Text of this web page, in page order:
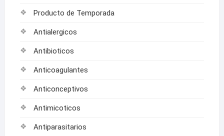
Producto de Temporada
Antialergicos
Antibioticos
Anticoagulantes
Anticonceptivos
Antimicoticos
Antiparasitarios